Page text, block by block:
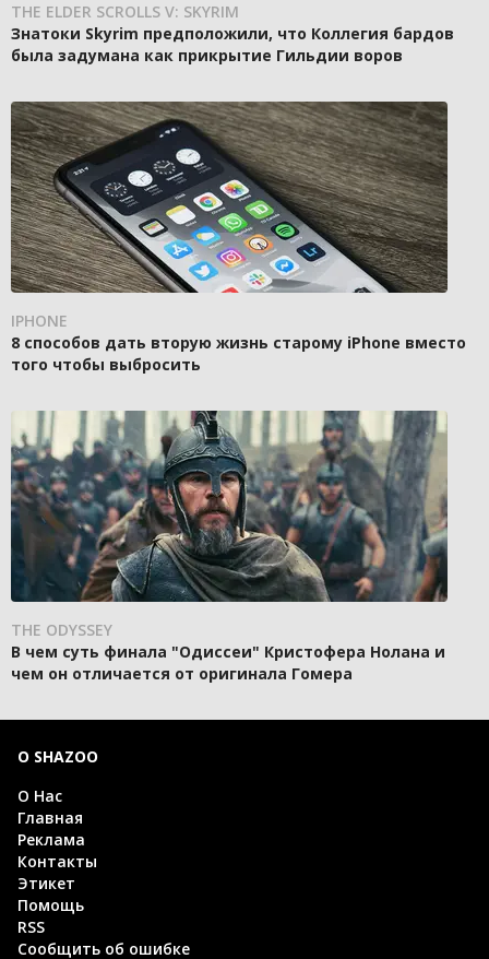
THE ELDER SCROLLS V: SKYRIM
Знатоки Skyrim предположили, что Коллегия бардов
была задумана как прикрытие Гильдии воров
IPHONE
8 способов дать вторую жизнь старому iPhone вместо
того чтобы выбросить
THE ODYSSEY
В чем суть финала "Одиссеи" Кристофера Нолана и
чем он отличается от оригинала Гомера
О SHAZOO
О Нас
Главная
Реклама
Контакты
Этикет
Помощь
RSS
Сообщить об ошибке